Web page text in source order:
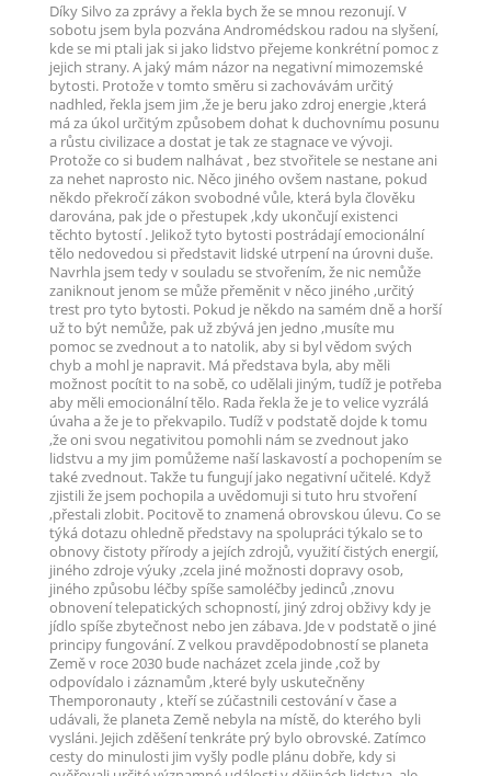
Díky Silvo za zprávy a řekla bych že se mnou rezonují. V
sobotu jsem byla pozvána Andromédskou radou na slyšení,
kde se mi ptali jak si jako lidstvo přejeme konkrétní pomoc z
jejich strany. A jaký mám názor na negativní mimozemské
bytosti. Protože v tomto směru si zachovávám určitý
nadhled, řekla jsem jim ,že je beru jako zdroj energie ,která
má za úkol určitým způsobem dohat k duchovnímu posunu
a růstu civilizace a dostat je tak ze stagnace ve vývoji.
Protože co si budem nalhávat , bez stvořitele se nestane ani
za nehet naprosto nic. Něco jiného ovšem nastane, pokud
někdo překročí zákon svobodné vůle, která byla člověku
darována, pak jde o přestupek ,kdy ukončují existenci
těchto bytostí . Jelikož tyto bytosti postrádají emocionální
tělo nedovedou si představit lidské utrpení na úrovni duše.
Navrhla jsem tedy v souladu se stvořením, že nic nemůže
zaniknout jenom se může přeměnit v něco jiného ,určitý
trest pro tyto bytosti. Pokud je někdo na samém dně a horší
už to být nemůže, pak už zbývá jen jedno ,musíte mu
pomoc se zvednout a to natolik, aby si byl vědom svých
chyb a mohl je napravit. Má představa byla, aby měli
možnost pocítit to na sobě, co udělali jiným, tudíž je potřeba
aby měli emocionální tělo. Rada řekla že je to velice vyzrálá
úvaha a že je to překvapilo. Tudíž v podstatě dojde k tomu
,že oni svou negativitou pomohli nám se zvednout jako
lidstvu a my jim pomůžeme naší laskavostí a pochopením se
také zvednout. Takže tu fungují jako negativní učitelé. Když
zjistili že jsem pochopila a uvědomuji si tuto hru stvoření
,přestali zlobit. Pocitově to znamená obrovskou úlevu. Co se
týká dotazu ohledně představy na spolupráci týkalo se to
obnovy čistoty přírody a jejích zdrojů, využití čistých energií,
jiného zdroje výuky ,zcela jiné možnosti dopravy osob,
jiného způsobu léčby spíše samoléčby jedinců ,znovu
obnovení telepatických schopností, jiný zdroj obživy kdy je
jídlo spíše zbytečnost nebo jen zábava. Jde v podstatě o jiné
principy fungování. Z velkou pravděpodobností se planeta
Země v roce 2030 bude nacházet zcela jinde ,což by
odpovídalo i záznamům ,které byly uskutečněny
Themporonauty , kteří se zúčastnili cestování v čase a
udávali, že planeta Země nebyla na místě, do kterého byli
vysláni. Jejich zděšení tenkráte prý bylo obrovské. Zatímco
cesty do minulosti jim vyšly podle plánu dobře, kdy si